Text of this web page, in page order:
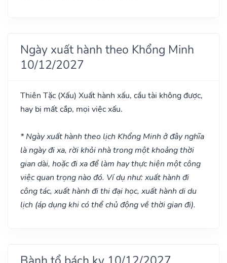
Ngày xuất hành theo Khổng Minh
10/12/2027
Thiên Tặc (Xấu) Xuất hành xấu, cầu tài không được,
hay bị mất cắp, mọi việc xấu.
* Ngày xuất hành theo lịch Khổng Minh ở đây nghĩa
là ngày đi xa, rời khỏi nhà trong một khoảng thời
gian dài, hoặc đi xa để làm hay thực hiện một công
việc quan trọng nào đó. Ví dụ như: xuất hành đi
công tác, xuất hành đi thi đại học, xuất hành di du
lịch (áp dụng khi có thể chủ động về thời gian đi).